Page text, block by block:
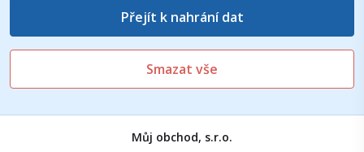
Smazat vše
Přejít k nahrání dat
Můj obchod, s.r.o.